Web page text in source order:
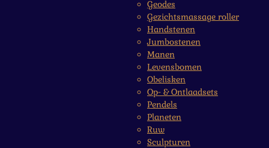
Geodes
Gezichtsmassage roller
Handstenen
Jumbostenen
Manen
Levensbomen
Obelisken
Op- & Ontlaadsets
Pendels
Planeten
Ruw
Sculpturen